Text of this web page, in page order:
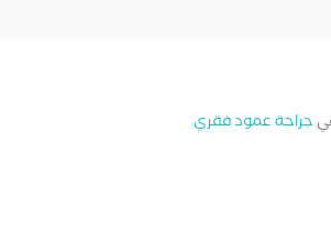
جراحة عمود فقري